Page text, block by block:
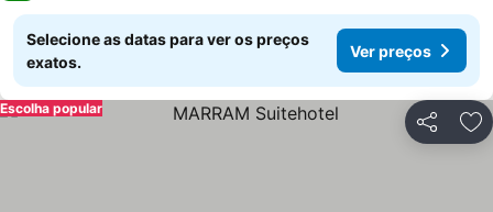
Selecione as datas para ver os preços
exatos.
Ver preços
Partilhar
Escolha popular